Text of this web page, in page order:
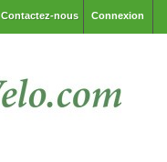
Connexion
Contactez-nous